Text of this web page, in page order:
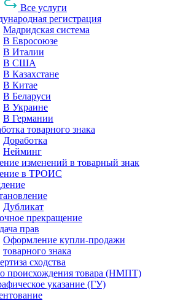
Все услуги
регистрация
Мадридская система
В Евросоюзе
В Италии
В США
В Казахстане
В Китае
В Беларуси
В Украине
В Германии
товарного знака
Доработка
Нейминг
изменений в товарный знак
в ТРОИС
Дубликат
прекращение
прав
Оформление купли-продажи
товарного знака
сходства
происхождения товара (НМПТ)
указание (ГУ)